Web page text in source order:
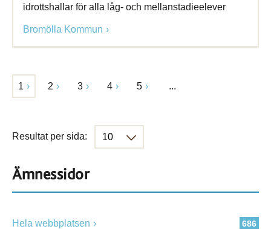
idrottshallar för alla låg- och mellanstadieelever
Bromölla Kommun
1 2 3 4 5 ...
Resultat per sida:
Ämnessidor
686
Hela webbplatsen